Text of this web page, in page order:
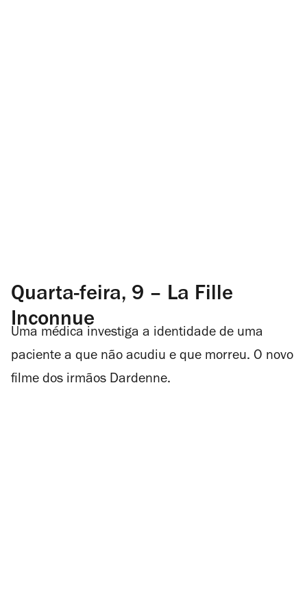
Quarta-feira, 9 – La Fille
Inconnue
Uma médica investiga a identidade de uma
paciente a que não acudiu e que morreu. O novo
filme dos irmãos Dardenne.